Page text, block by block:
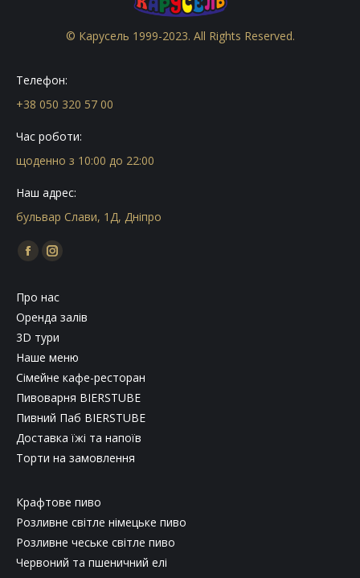
© Карусель 1999-2023. All Rights Reserved.
Телефон:
+38 050 320 57 00
Час роботи:
щоденно з 10:00 до 22:00
Наш адрес:
бульвар Слави, 1Д, Дніпро
Find us on:
Facebook
opens
in
new
window
Instagram
opens
in
new
window
Про нас
Оренда залів
3D тури
Наше меню
Сімейне кафе-ресторан
Пивоварня BIERSTUBE
Пивний Паб BIERSTUBE
Доставка їжі та напоїв
Торти на замовлення
Крафтове пиво
Розливне світле німецьке пиво
Розливне чеське світле пиво
Червоний та пшеничний елі